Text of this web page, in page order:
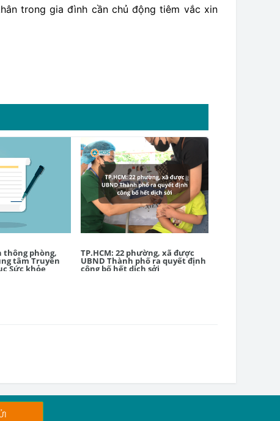
trong gia đình cần chủ động tiêm vắc xin
thông phòng,
tâm Truyền
Sức khỏe
TP.HCM: 22 phường, xã được
UBND Thành phố ra quyết định
công bố hết dịch sởi